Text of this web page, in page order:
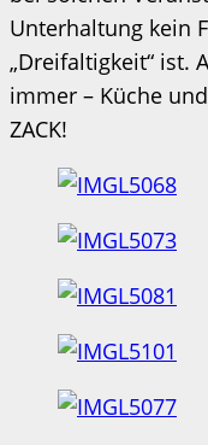
Unterhaltung kein
„Dreifaltigkeit“ ist.
immer – Küche
ZACK!